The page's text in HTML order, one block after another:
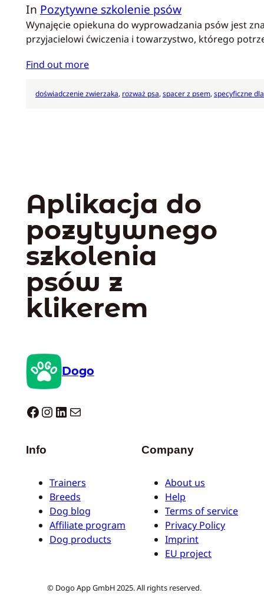
In Pozytywne szkolenie psów
Wynajęcie opiekuna do wyprowadzania psów jest
przyjacielowi ćwiczenia i towarzystwo, którego
Find out more
doświadczenie zwierzaka, rozważ psa, spacer z psem, specyficzne
Aplikacja do
pozytywnego
szkolenia
psów z
klikerem
Dogo
Dogo facebook InstagramLinkedIn Mail
Info
Trainers
Breeds
Dog blog
Affiliate program
Dog products
Company
About us
Help
Terms of service
Privacy Policy
Imprint
EU project
© Dogo App GmbH 2025. All rights reserved.